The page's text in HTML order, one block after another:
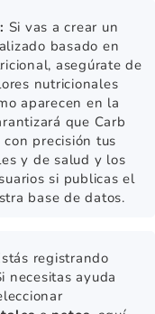
Si vas a crear un
basado en
asegúrate de
nutricionales
aparecen en la
que Carb
precisión tus
y de salud y los
si publicas el
base de datos.
registrando
necesitas ayuda